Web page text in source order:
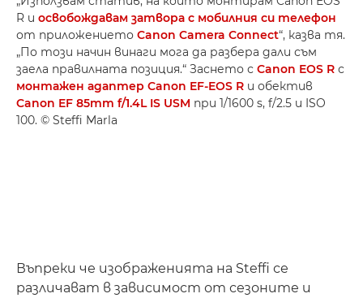
R и освобождавам затвора с мобилния си телефон
от приложението Canon Camera Connect“, казва тя.
„По този начин винаги мога да разбера дали съм
заела правилната позиция.“ Заснето с Canon EOS R с
монтажен адаптер Canon EF-EOS R и обектив
Canon EF 85mm f/1.4L IS USM при 1/1600 s, f/2.5 и ISO
100. © Steffi Marla
Въпреки че изображенията на Steffi се
различават в зависимост от сезоните и